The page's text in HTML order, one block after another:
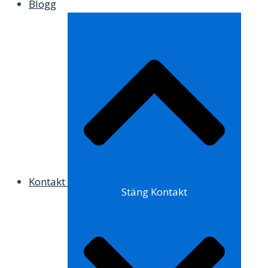
Blogg
Kontakt
Stäng Kontakt